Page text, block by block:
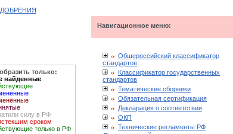
только:
найденные
силу в РФ
сроком
только в РФ
Навигационное меню:
Общероссийский классификатор
стандартов
Классификатор государственных
стандартов
Тематические сборники
Обязательная сертификация
Декларация о соответствии
ОКП
Технические регламенты РФ